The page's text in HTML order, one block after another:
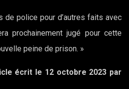
de police pour d’autres faits avec
prochainement jugé pour cette
peine de prison. »
écrit le 12 octobre 2023 par